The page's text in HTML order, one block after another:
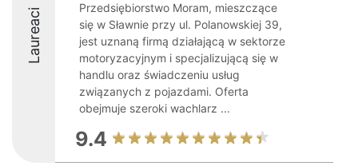
Laureaci
Przedsiębiorstwo Moram, mieszczące
się w Sławnie przy ul. Polanowskiej 39,
jest uznaną firmą działającą w sektorze
motoryzacyjnym i specjalizującą się w
handlu oraz świadczeniu usług
związanych z pojazdami. Oferta
obejmuje szeroki wachlarz ...
9.4